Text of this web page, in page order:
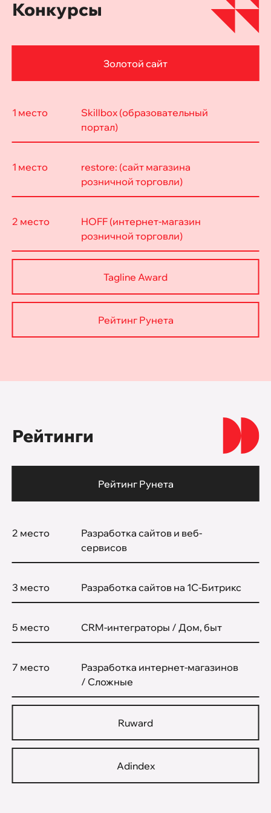
Конкурсы
Золотой сайт
1 место
Skillbox (образовательный
портал)
1 место
restore: (cайт магазина
розничной торговли)
2 место
HOFF (интернет-магазин
розничной торговли)
Tagline Award
Рейтинг Рунета
Рейтинги
Рейтинг Рунета
2 место
Разработка сайтов и веб-
сервисов
3 место Разработка сайтов на 1С-Битрикс
5 место CRM-интеграторы / Дом, быт
7 место
Разработка интернет-магазинов
/ Сложные
Ruward
Adindex